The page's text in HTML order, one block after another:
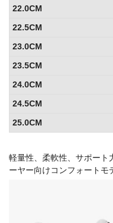
軽量性、柔軟性、サポート
ーヤー向けコンフォートモ
22.0CM
22.5CM
23.0CM
23.5CM
24.0CM
24.5CM
25.0CM